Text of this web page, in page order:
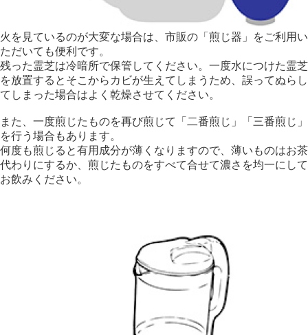
火を見ているのが大変な場合は、市販の「煎じ器」をご利用い
ただいても便利です。
残った霊芝は冷暗所で保管してください。一度水につけた霊芝
を放置するとそこからカビが生えてしまうため、誤ってぬらし
てしまった場合はよく乾燥させてください。
また、一度煎じたものを再び煎じて「二番煎じ」「三番煎じ」
を行う場合もあります。
何度も煎じると有用成分が薄くなりますので、薄いものはお茶
代わりにするか、煎じたものをすべて合せて濃さを均一にして
お飲みください。